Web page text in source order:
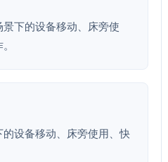
下的设备移动、床旁使
设备移动、床旁使用、快